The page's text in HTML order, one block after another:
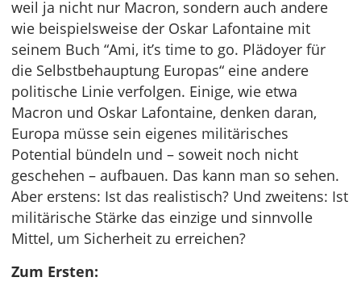
weil ja nicht nur Macron, sondern auch andere
wie beispielsweise der Oskar Lafontaine mit
seinem Buch “Ami, it’s time to go. Plädoyer für
die Selbstbehauptung Europas“ eine andere
politische Linie verfolgen. Einige, wie etwa
Macron und Oskar Lafontaine, denken daran,
Europa müsse sein eigenes militärisches
Potential bündeln und – soweit noch nicht
geschehen – aufbauen. Das kann man so sehen.
Aber erstens: Ist das realistisch? Und zweitens: Ist
militärische Stärke das einzige und sinnvolle
Mittel, um Sicherheit zu erreichen?
Zum Ersten: